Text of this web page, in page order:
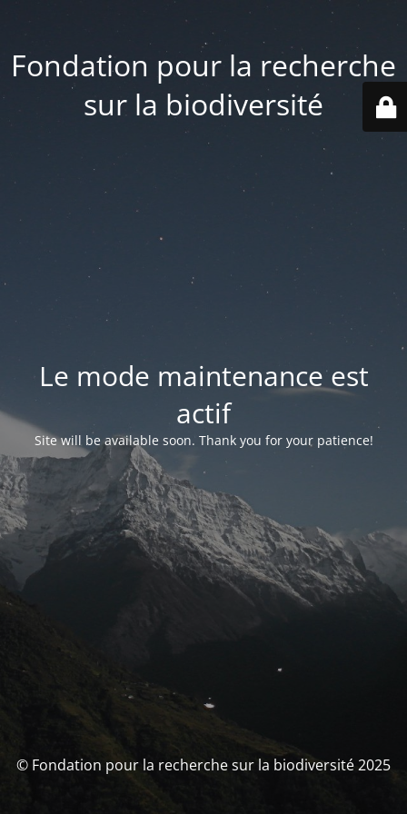
Fondation pour la recherche
sur la biodiversité
Le mode maintenance est
actif
Site will be available soon. Thank you for your patience!
© Fondation pour la recherche sur la biodiversité 2025